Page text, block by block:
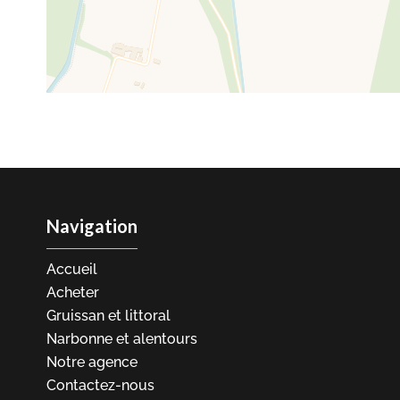
Navigation
Accueil
Acheter
Gruissan et littoral
Narbonne et alentours
Notre agence
Contactez-nous